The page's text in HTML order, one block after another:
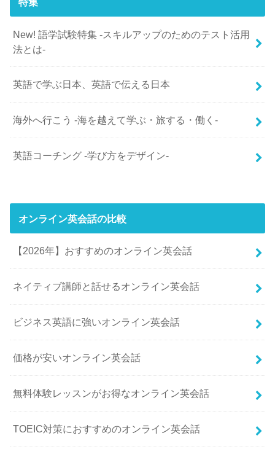
New! 語学試験特集 -スキルアップのためのテスト活用
法とは-
英語で学ぶ日本、英語で伝える日本
海外へ行こう -海を越えて学ぶ・旅する・働く-
英語コーチング -学び方をデザイン-
オンライン英会話の比較
【2026年】おすすめのオンライン英会話
ネイティブ講師と話せるオンライン英会話
ビジネス英語に強いオンライン英会話
価格が安いオンライン英会話
無料体験レッスンがお得なオンライン英会話
TOEIC対策におすすめのオンライン英会話